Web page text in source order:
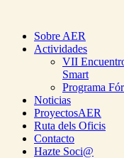
Sobre AER
Actividades
VII
Smart
Programa
Noticias
ProyectosAER
Ruta dels Oficis
Contacto
Hazte Soci@